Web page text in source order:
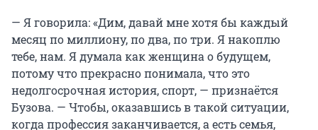
— Я говорила: «Дим, давай мне хотя бы каждый
месяц по миллиону, по два, по три. Я накоплю
тебе, нам. Я думала как женщина о будущем,
потому что прекрасно понимала, что это
недолгосрочная история, спорт, — признаётся
Бузова. — Чтобы, оказавшись в такой ситуации,
когда профессия заканчивается, а есть семья,